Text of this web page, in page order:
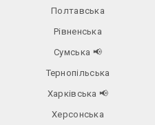
Полтавська
Рівненська
Сумська 📢
Тернопільська
Харківська 📢
Херсонська